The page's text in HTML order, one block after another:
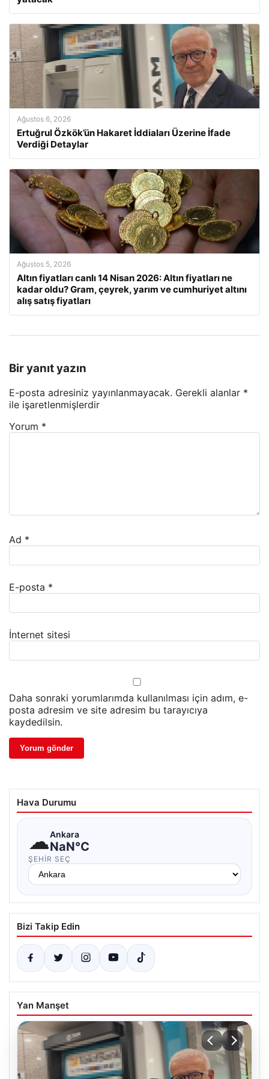
Ağustos 6, 2026
Ertuğrul Özkök’ün Hakaret İddiaları Üzerine İfade
Verdiği Detaylar
Ağustos 5, 2026
Altın fiyatları canlı 14 Nisan 2026: Altın fiyatları ne
kadar oldu? Gram, çeyrek, yarım ve cumhuriyet altını
alış satış fiyatları
Bir yanıt yazın
E-posta adresiniz yayınlanmayacak. Gerekli alanlar *
ile işaretlenmişlerdir
Yorum *
Ad *
E-posta *
İnternet sitesi
Daha sonraki yorumlarımda kullanılması için adım, e-
posta adresim ve site adresim bu tarayıcıya
kaydedilsin.
Hava Durumu
☁Ankara
NaN°C
ŞEHIR SEÇ
Bizi Takip Edin
Yan Manşet